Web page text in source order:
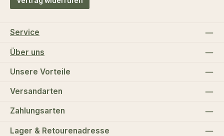
Service
Über uns
Unsere Vorteile
Versandarten
Zahlungsarten
Lager & Retourenadresse